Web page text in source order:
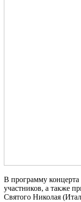
В программу
участников, а также
Святого Николая